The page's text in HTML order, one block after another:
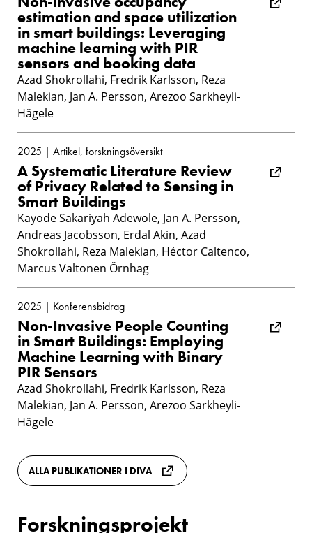
estimation and space utilization
in smart buildings: Leveraging
machine learning with PIR
sensors and booking data
Azad Shokrollahi, Fredrik Karlsson, Reza
Malekian, Jan A. Persson, Arezoo Sarkheyli-
Hägele
2025 | Artikel, forskningsöversikt
A Systematic Literature Review
of Privacy Related to Sensing in
Smart Buildings
Kayode Sakariyah Adewole, Jan A. Persson,
Andreas Jacobsson, Erdal Akin, Azad
Shokrollahi, Reza Malekian, Héctor Caltenco,
Marcus Valtonen Örnhag
2025 | Konferensbidrag
Non-Invasive People Counting
in Smart Buildings: Employing
Machine Learning with Binary
PIR Sensors
Azad Shokrollahi, Fredrik Karlsson, Reza
Malekian, Jan A. Persson, Arezoo Sarkheyli-
Hägele
ALLA PUBLIKATIONER I DIVA
Forskningsprojekt